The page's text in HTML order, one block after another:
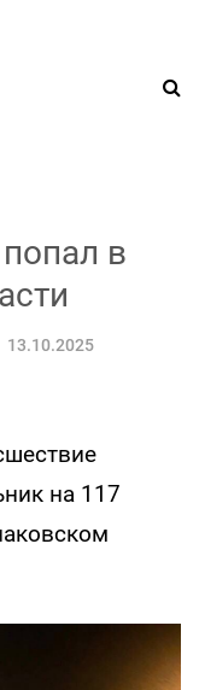
в
13.10.2025
на 117